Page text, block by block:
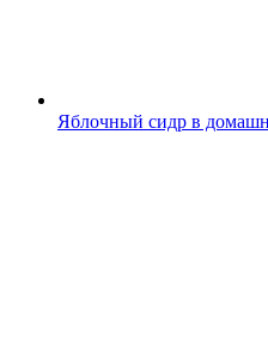
Яблочный сидр в